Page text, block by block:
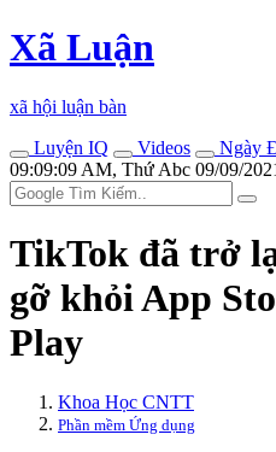
Xã Luận
xã hội luận bàn
Luyện IQ
Videos
Ngày
09:09:09 AM, Thứ Abc 09/09/
TikTok đã trở
gỡ khỏi App
Play
Khoa Học CNTT
Phần mềm Ứng dụng